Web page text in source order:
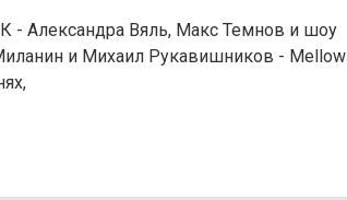
- Александра Вяль, Макс Темнов и шоу
и Михаил Рукавишников - Mellow